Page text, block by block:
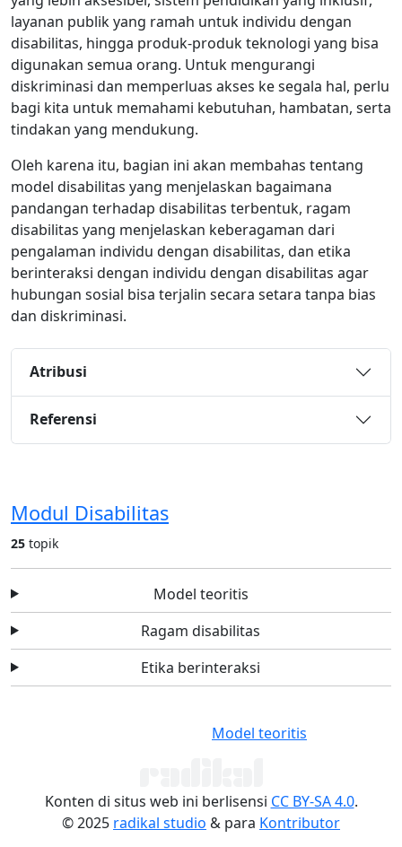
layanan publik yang ramah untuk individu dengan
disabilitas, hingga produk-produk teknologi yang bisa
digunakan semua orang. Untuk mengurangi
diskriminasi dan memperluas akses ke segala hal, perlu
bagi kita untuk memahami kebutuhan, hambatan, serta
tindakan yang mendukung.
Oleh karena itu, bagian ini akan membahas tentang
model disabilitas yang menjelaskan bagaimana
pandangan terhadap disabilitas terbentuk, ragam
disabilitas yang menjelaskan keberagaman dari
pengalaman individu dengan disabilitas, dan etika
berinteraksi dengan individu dengan disabilitas agar
hubungan sosial bisa terjalin secara setara tanpa bias
dan diskriminasi.
Atribusi
Referensi
Modul Disabilitas
25 topik
Model teoritis
Ragam disabilitas
Etika berinteraksi
Model teoritis
Konten di situs web ini berlisensi CC BY-SA 4.0.
© 2025 radikal studio & para Kontributor